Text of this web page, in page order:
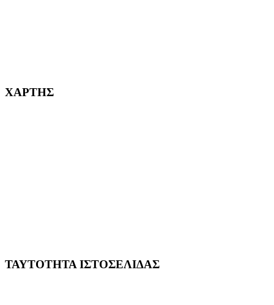
ΧΑΡΤΗΣ
ΤΑΥΤΟΤΗΤΑ ΙΣΤΟΣΕΛΙΔΑΣ